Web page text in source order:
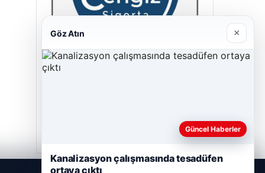
Göz Atın ×
Güncel Haberler
Kanalizasyon çalışmasında tesadüfen
ortaya çıktı